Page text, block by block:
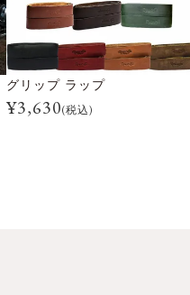
グリップ ラップ
¥3,630(税込)